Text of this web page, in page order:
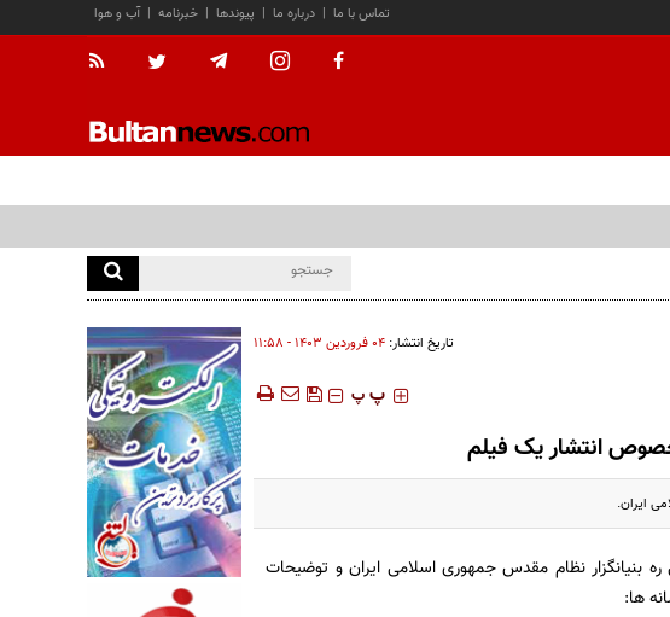
آب و هوا | خبرنامه | پیوندها | درباره ما | تماس با ما
تاریخ انتشار: ۰۴ فروردين ۱۴۰۳ - ۱۱:۵۸
‍‍‍ پ پ
انتشار یک فیلم
ایران.
بنیانگزار نظام مقدس جمهوری اسلامی ایران و توضیحات
ها: